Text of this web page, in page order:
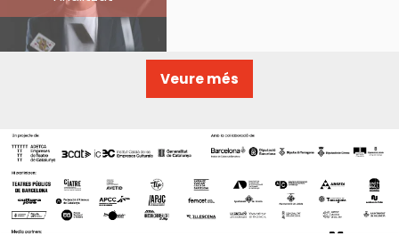
Veure més